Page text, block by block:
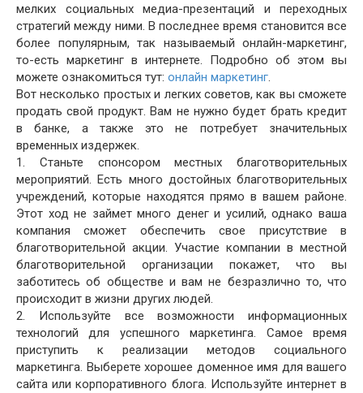
мелких социальных медиа-презентаций и переходных
стратегий между ними. В последнее время становится все
более популярным, так называемый онлайн-маркетинг,
то-есть маркетинг в интернете. Подробно об этом вы
можете ознакомиться тут: онлайн маркетинг.
Вот несколько простых и легких советов, как вы сможете
продать свой продукт. Вам не нужно будет брать кредит
в банке, а также это не потребует значительных
временных издержек.
1. Станьте спонсором местных благотворительных
мероприятий. Есть много достойных благотворительных
учреждений, которые находятся прямо в вашем районе.
Этот ход не займет много денег и усилий, однако ваша
компания сможет обеспечить свое присутствие в
благотворительной акции. Участие компании в местной
благотворительной организации покажет, что вы
заботитесь об обществе и вам не безразлично то, что
происходит в жизни других людей.
2. Используйте все возможности информационных
технологий для успешного маркетинга. Самое время
приступить к реализации методов социального
маркетинга. Выберете хорошее доменное имя для вашего
сайта или корпоративного блога. Используйте интернет в